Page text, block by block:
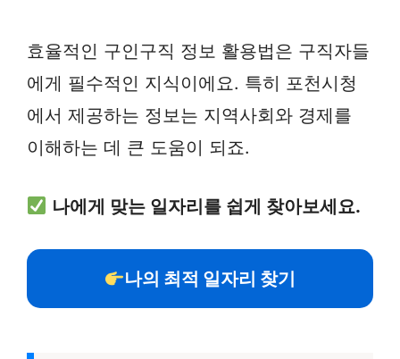
효율적인 구인구직 정보 활용법은 구직자들
에게 필수적인 지식이에요. 특히 포천시청
에서 제공하는 정보는 지역사회와 경제를
이해하는 데 큰 도움이 되죠.
나에게 맞는 일자리를 쉽게 찾아보세요.
나의 최적 일자리 찾기